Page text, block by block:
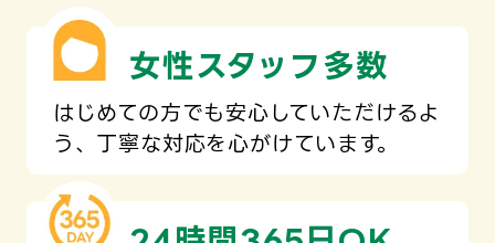
女性スタッフ多数
はじめての方でも安心していただけるよ
う、丁寧な対応を心がけています。